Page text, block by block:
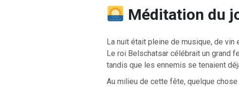
Méditation du
La nuit était pleine de musique, de vin
Le roi Belschatsar célébrait un grand
tandis que les ennemis se tenaient
Au milieu de cette fête, quelque